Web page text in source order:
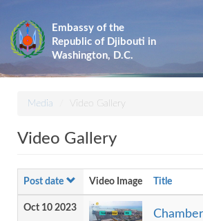
main
content
Embassy of the
Republic of Djibouti in
Washington, D.C.
Media Video Gallery
Video Gallery
Post date Video Image Title
Oct 10 2023